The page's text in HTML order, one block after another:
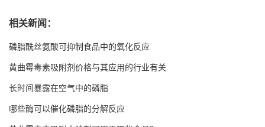
相关新闻：
磷脂酰丝氨酸可抑制食品中的氧化反应
黄曲霉毒素吸附剂价格与其应用的行业有关
长时间暴露在空气中的磷脂
哪些酶可以催化磷脂的分解反应